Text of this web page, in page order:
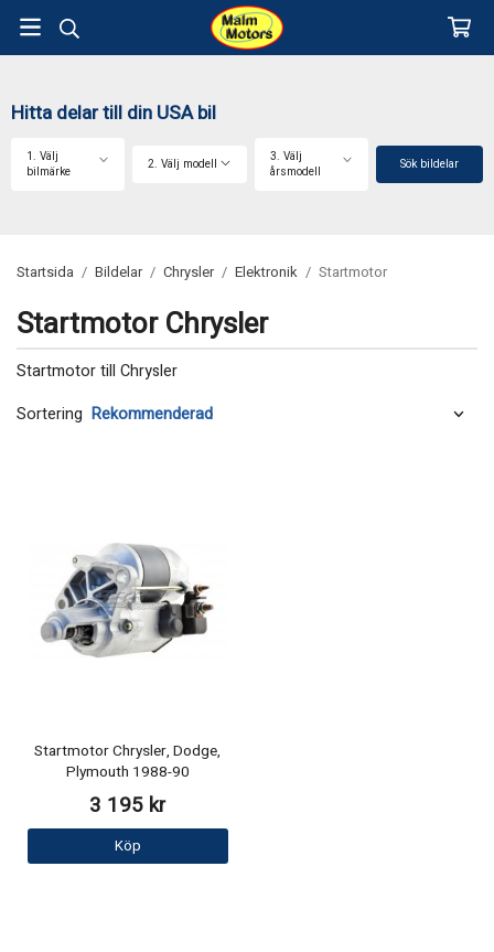
Hitta delar till din USA bil
1. Välj
bilmärke
2. Välj modell
3. Välj
årsmodell
Sök bildelar
Startsida / Bildelar / Chrysler / Elektronik / Startmotor
Startmotor Chrysler
Startmotor till Chrysler
Sortering
Startmotor Chrysler, Dodge,
Plymouth 1988-90
3 195 kr
Köp